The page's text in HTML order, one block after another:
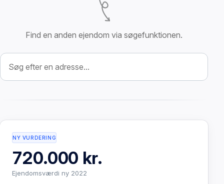
Find en anden ejendom via søgefunktionen.
Søg efter ejendom
NY VURDERING
720.000 kr.
Ejendomsværdi ny 2022